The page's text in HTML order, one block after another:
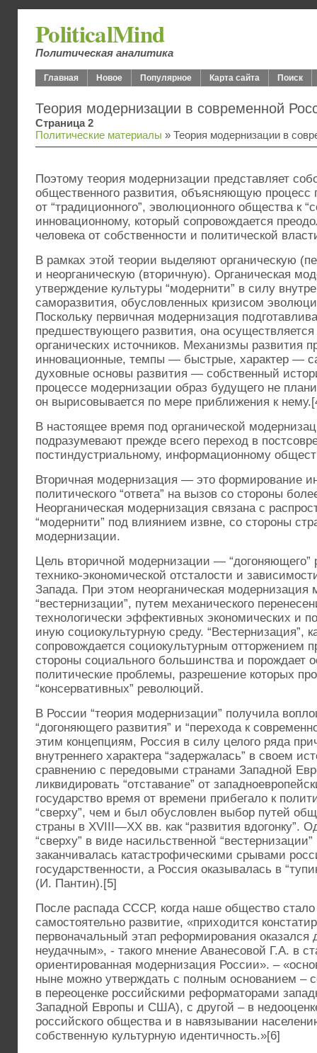
PoliticalMind
Политическая аналитика
Главная Новое Популярное Карта сайта Поиск
Теория модернизации в современной
Страница 2
Политические материалы » Теория модернизации в
Поэтому теория модернизации представляет
общественного развития, объясняющую процесс
от “традиционного”, эволюционного общества к
инновационному, который сопровождается
человека от собственности и политической
В рамках этой теории выделяют органическую
и неорганическую (вторичную). Органическая
утверждение культуры “модернити” в силу
саморазвития, обусловленных кризисом
Поскольку первичная модернизация
предшествующего развития, она осуществляется
органических источников. Механизмы развития
инновационные, темпы — быстрые, характер —
духовные основы развития — собственный
процессе модернизации образ будущего не
он вырисовывается по мере приближения к
В настоящее время под органической
подразумевают прежде всего переход в
постиндустриальному, информационному
Вторичная модернизация — это формирование
политического “ответа” на вызов со стороны
Неорганическая модернизация связана с
“модернити” под влиянием извне, со стороны
модернизации.
Цель вторичной модернизации —
технико-экономической отсталости и
Запада. При этом неорганическая
“вестернизации”, путем механического
технологически эффективных экономических и
иную социокультурную среду. “Вестернизация”,
сопровождается социокультурным отторжением
стороны социального большинства и порождает
политические проблемы, разрешение которых
“консервативных” революций.
В России “теория модернизации” получила
“догоняющего развития” и “перехода к
этим концепциям, Россия в силу целого ряда
внутреннего характера “задержалась” в своем
сравнению с передовыми странами Западной
ликвидировать “отставание” от
государство время от времени прибегало к
“сверху”, чем и был обусловлен выбор путей
страны в XVIII—XX вв. как “развития вдогонку”.
“сверху” в виде насильственной
заканчивалась катастрофическими срывами
государственности, а Россия оказывалась в
(И. Пантин).[5]
После распада СССР, когда наше общество
самостоятельно развитие, «приходится
первоначальный этап реформирования оказался
неудачным», - такого мнение Аванесовой Г.А. в
ориентированная модернизация России». –
ныне можно утверждать с полным основанием –
в переоценке российскими реформаторами
Западной Европы и США), с другой – в
российского общества и в навязывании
собственную культурную идентичность.»[6]